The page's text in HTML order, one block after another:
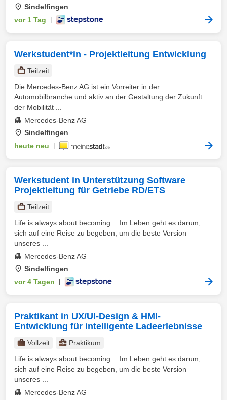
Sindelfingen
vor 1 Tag
Werkstudent*in - Projektleitung Entwicklung
Teilzeit
Die Mercedes-Benz AG ist ein Vorreiter in der
Automobilbranche und aktiv an der Gestaltung der Zukunft
der Mobilität ...
Mercedes-Benz AG
Sindelfingen
heute neu
Werkstudent in Unterstützung Software
Projektleitung für Getriebe RD/ETS
Teilzeit
Life is always about becoming… Im Leben geht es darum,
sich auf eine Reise zu begeben, um die beste Version
unseres ...
Mercedes-Benz AG
Sindelfingen
vor 4 Tagen
Praktikant in UX/UI-Design & HMI-
Entwicklung für intelligente Ladeerlebnisse
Vollzeit
Praktikum
Life is always about becoming… Im Leben geht es darum,
sich auf eine Reise zu begeben, um die beste Version
unseres ...
Mercedes-Benz AG